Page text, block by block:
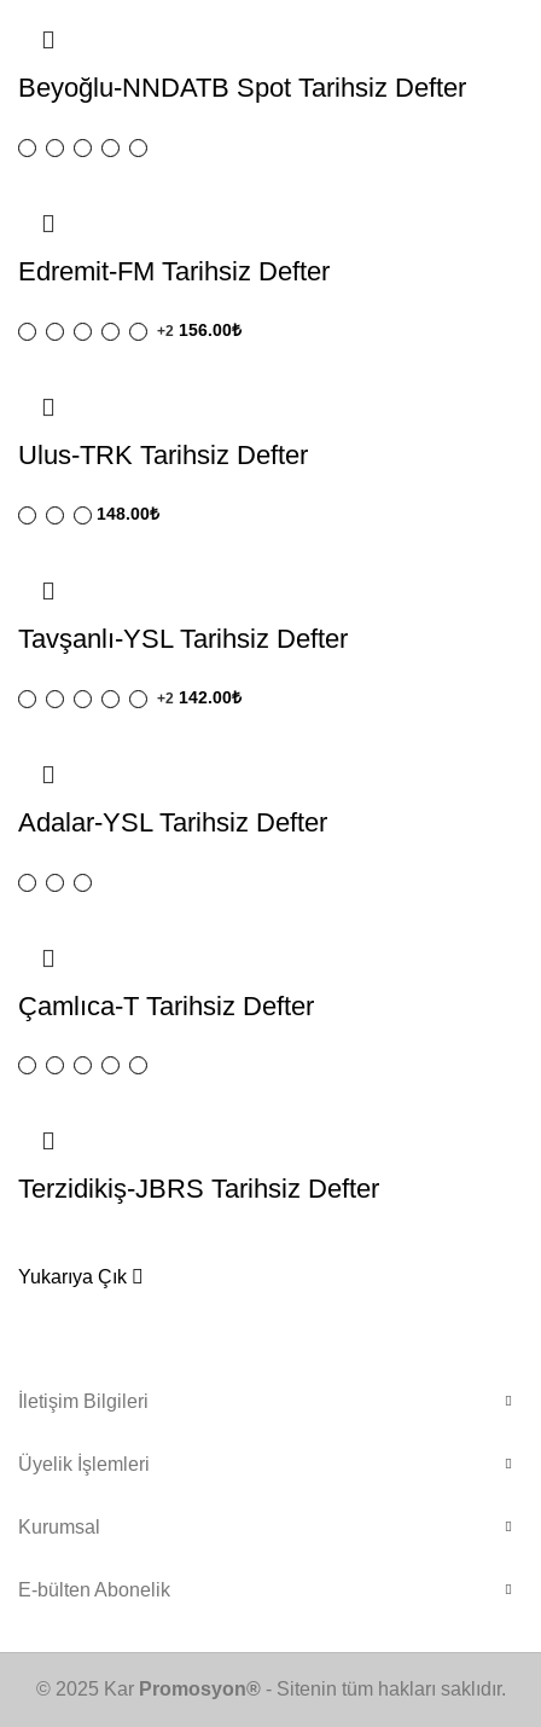
Beyoğlu-NNDATB Spot Tarihsiz Defter
Edremit-FM Tarihsiz Defter
+2 156.00₺
Ulus-TRK Tarihsiz Defter
148.00₺
Tavşanlı-YSL Tarihsiz Defter
+2 142.00₺
Adalar-YSL Tarihsiz Defter
Çamlıca-T Tarihsiz Defter
Terzidikiş-JBRS Tarihsiz Defter
Yukarıya Çık
İletişim Bilgileri
Üyelik İşlemleri
Kurumsal
E-bülten Abonelik
© 2025 KarPromosyon®- Sitenin tüm hakları saklıdır.